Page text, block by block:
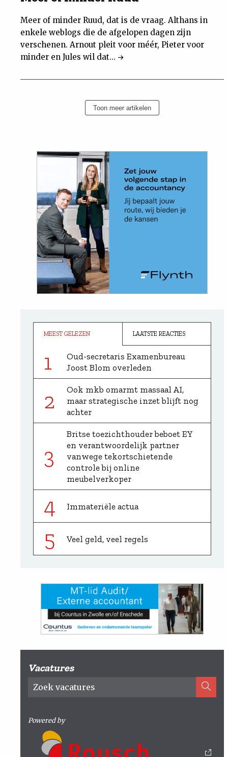
Meer of minder Ruud, dat is de vraag. Althans in
enkele weblogs die de afgelopen dagen zijn
verschenen. Arnout pleit voor méér, Pieter voor
minder en Jules wil dat...
Toon meer artikelen
MEEST GELEZEN LAATSTE REACTIES
1
Oud-secretaris Examenbureau
Joost Blom overleden
2
Ook mkb omarmt massaal AI,
maar strategische inzet blijft nog
achter
3
Britse toezichthouder beboet EY
en verantwoordelijk partner
vanwege tekortschietende
controle bij online
meubelverkoper
4 Immateriële actua
5 Veel geld, veel regels
Vacatures
Powered by